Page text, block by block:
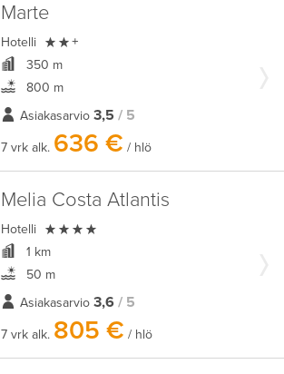
Marte
Hotelli  +
350 m
800 m
Asiakasarvio 3,5 / 5
7 vrk alk. 636 € / hlö
Melia Costa Atlantis
Hotelli 
1 km
50 m
Asiakasarvio 3,6 / 5
7 vrk alk. 805 € / hlö